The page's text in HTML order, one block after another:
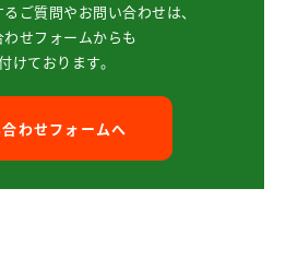
ご質問やお問い合わせは、
わせフォームからも
けております。
わせフォームへ